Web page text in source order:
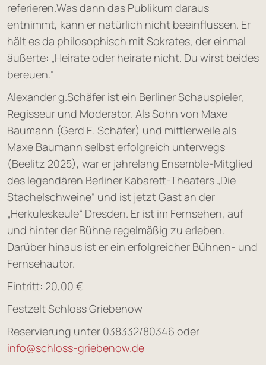
referieren.Was dann das Publikum daraus
entnimmt, kann er natürlich nicht beeinflussen. Er
hält es da philosophisch mit Sokrates, der einmal
äußerte: „Heirate oder heirate nicht. Du wirst beides
bereuen.“
Alexander g.Schäfer ist ein Berliner Schauspieler,
Regisseur und Moderator. Als Sohn von Maxe
Baumann (Gerd E. Schäfer) und mittlerweile als
Maxe Baumann selbst erfolgreich unterwegs
(Beelitz 2025), war er jahrelang Ensemble-Mitglied
des legendären Berliner Kabarett-Theaters „Die
Stachelschweine“ und ist jetzt Gast an der
„Herkuleskeule“ Dresden. Er ist im Fernsehen, auf
und hinter der Bühne regelmäßig zu erleben.
Darüber hinaus ist er ein erfolgreicher Bühnen- und
Fernsehautor.
Eintritt: 20,00 €
Festzelt Schloss Griebenow
Reservierung unter 038332/80346 oder
info@schloss-griebenow.de